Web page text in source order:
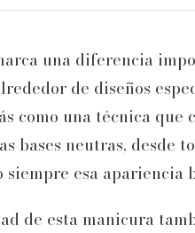
una diferencia
de diseños
como una técnica
bases neutras, desde
siempre esa
de esta manicura